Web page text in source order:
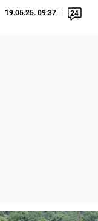
19.05.25. 09:37 24